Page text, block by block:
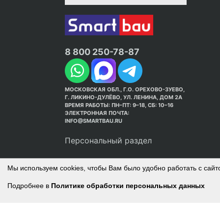
8 800 250-78-87
МОСКОВСКАЯ ОБЛ., Г.О. ОРЕХОВО-ЗУЕВО,
Г. ЛИКИНО-ДУЛЁВО, УЛ. ЛЕНИНА, ДОМ 2А
ВРЕМЯ РАБОТЫ: ПН–ПТ: 9–18, СБ: 10–16
ЭЛЕКТРОННАЯ ПОЧТА:
INFO@SMARTBAU.RU
Персональный раздел
Мы используем cookies, чтобы Вам было удобно работать с
Подробнее в Политике обработки персональных данных